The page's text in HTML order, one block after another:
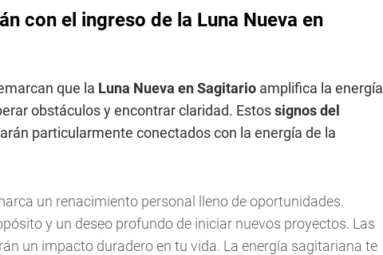
con el ingreso de la Luna Nueva en
que la Luna Nueva en Sagitario amplifica la energía
obstáculos y encontrar claridad. Estossignos del
particularmente conectados con la energía de la
un renacimiento personal lleno de oportunidades.
y un deseo profundo de iniciar nuevos proyectos. Las
un impacto duradero en tu vida. La energía sagitariana te